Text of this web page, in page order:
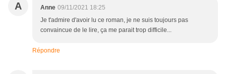
A Anne 09/11/2021 18:25
Je t'admire d'avoir lu ce roman, je ne suis toujours pas
convaincue de le lire, ça me parait trop difficile...
Répondre